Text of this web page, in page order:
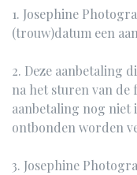
1. Josephine
(trouw)datum een
2. Deze aanbetaling
na het sturen van de
aanbetaling nog niet
ontbonden worden
3. Josephine